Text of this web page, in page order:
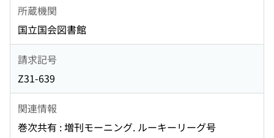
所蔵機関
国立国会図書館
請求記号
Z31-639
関連情報
巻次共有 : 増刊モーニング. ルーキーリーグ号